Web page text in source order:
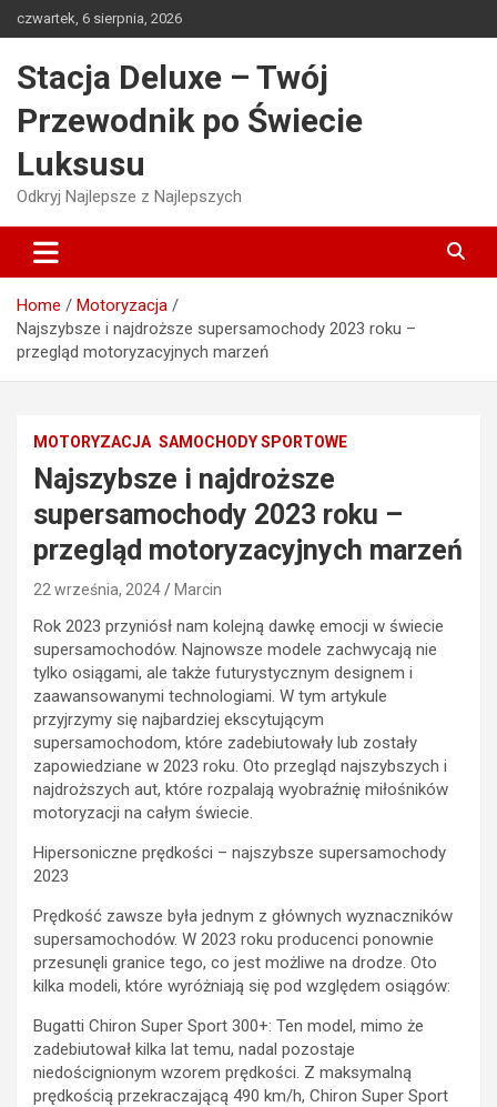
to
czwartek, 6 sierpnia, 2026
Stacja Deluxe – Twój
Przewodnik po Świecie
Luksusu
Odkryj Najlepsze z Najlepszych
Home
Motoryzacja
Najszybsze i najdroższe supersamochody 2023 roku –
przegląd motoryzacyjnych marzeń
MOTORYZACJA SAMOCHODY SPORTOWE
Najszybsze i najdroższe
supersamochody 2023 roku –
przegląd motoryzacyjnych marzeń
22 września, 2024 Marcin
Rok 2023 przyniósł nam kolejną dawkę emocji w świecie
supersamochodów. Najnowsze modele zachwycają nie
tylko osiągami, ale także futurystycznym designem i
zaawansowanymi technologiami. W tym artykule
przyjrzymy się najbardziej ekscytującym
supersamochodom, które zadebiutowały lub zostały
zapowiedziane w 2023 roku. Oto przegląd najszybszych i
najdroższych aut, które rozpalają wyobraźnię miłośników
motoryzacji na całym świecie.
Hipersoniczne prędkości – najszybsze supersamochody
2023
Prędkość zawsze była jednym z głównych wyznaczników
supersamochodów. W 2023 roku producenci ponownie
przesunęli granice tego, co jest możliwe na drodze. Oto
kilka modeli, które wyróżniają się pod względem osiągów:
Bugatti Chiron Super Sport 300+: Ten model, mimo że
zadebiutował kilka lat temu, nadal pozostaje
niedoścignionym wzorem prędkości. Z maksymalną
prędkością przekraczającą 490 km/h, Chiron Super Sport